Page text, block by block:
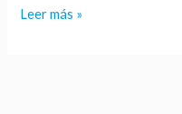
Leer más »